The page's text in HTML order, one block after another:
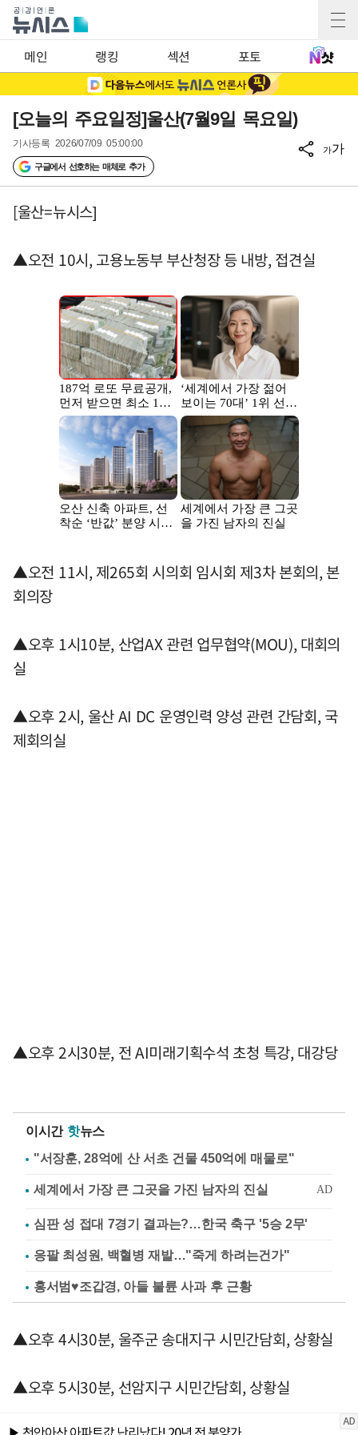
메인 랭킹 섹션 포토
[오늘의 주요일정]울산(7월9일 목요일)
기사등록 2026/07/09 05:00:00
구글에서 선호하는 매체로 추가
가가
[울산=뉴시스]
▲오전 10시, 고용노동부 부산청장 등 내방, 접견실
▲오전 11시, 제265회 시의회 임시회 제3차 본회의, 본
회의장
▲오후 1시10분, 산업AX 관련 업무협약(MOU), 대회의
실
▲오후 2시, 울산 AI DC 운영인력 양성 관련 간담회, 국
제회의실
▲오후 2시30분, 전 AI미래기획수석 초청 특강, 대강당
이시간 핫뉴스
"서장훈, 28억에 산 서초 건물 450억에 매물로"
심판 성 접대 7경기 결과는?…한국 축구 '5승 2무'
응팔 최성원, 백혈병 재발…"죽게 하려는건가"
홍서범♥조갑경, 아들 불륜 사과 후 근황
▲오후 4시30분, 울주군 송대지구 시민간담회, 상황실
▲오후 5시30분, 선암지구 시민간담회, 상황실